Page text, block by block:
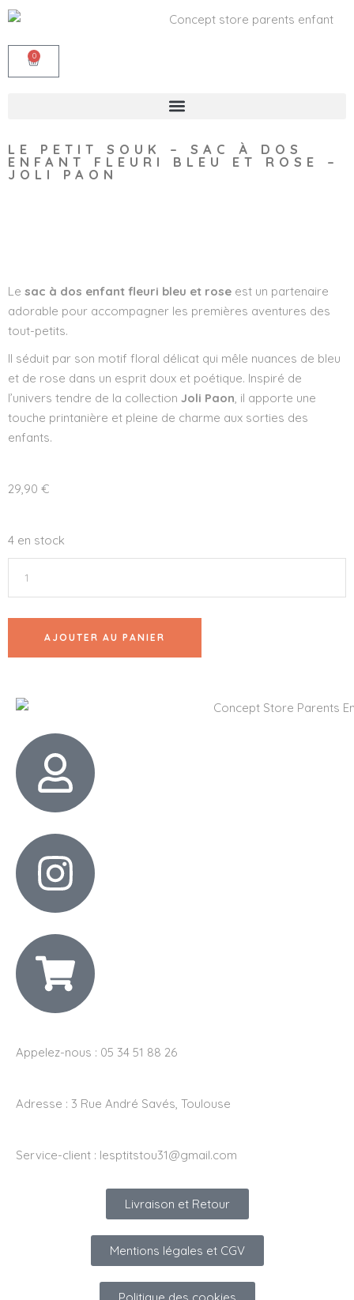
0
LE PETIT SOUK – SAC À DOS
ENFANT FLEURI BLEU ET ROSE –
JOLI PAON
Le sac à dos enfant fleuri bleu et rose est un partenaire
adorable pour accompagner les premières aventures des
tout-petits.
Il séduit par son motif floral délicat qui mêle nuances de bleu
et de rose dans un esprit doux et poétique. Inspiré de
l’univers tendre de la collection Joli Paon , il apporte une
touche printanière et pleine de charme aux sorties des
enfants.
29,90 €
4 en stock
AJOUTER AU PANIER
Appelez-nous : 05 34 51 88 26
Adresse : 3 Rue André Savés, Toulouse
Service-client : lesptitstou31@gmail.com
Livraison et Retour
Mentions légales et CGV